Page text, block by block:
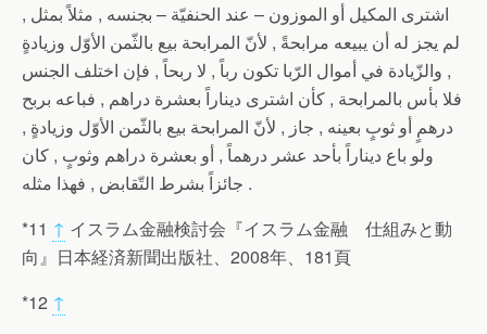
اشترى المكيل أو الموزون – عند الحنفيّة – بجنسه , مثلاً بمثل ,
لم يجز له أن يبيعه مرابحةً , لأنّ المرابحة بيع بالثّمن الأوّل وزيادةٍ
, والزّيادة في أموال الرّبا تكون رباً , لا ربحاً , فإن اختلف الجنس
فلا بأس بالمرابحة , كأن اشترى ديناراً بعشرة دراهم , فباعه بربح
درهمٍ أو ثوبٍ بعينه , جاز , لأنّ المرابحة بيع بالثّمن الأوّل وزيادةٍ ,
ولو باع ديناراً بأحد عشر درهماً , أو بعشرة دراهم وثوبٍ , كان
جائزاً بشرط التّقابض , فهذا مثله .
*11 ↑ イスラム金融検討会『イスラム金融 仕組みと動
向』日本経済新聞出版社、2008年、181頁
*12 ↑